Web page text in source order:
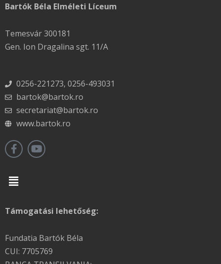
Bartók Béla Elméleti Líceum
Temesvár 300181
Gen. Ion Dragalina sgt. 11/A
0256-221273, 0256-493031
bartok@bartok.ro
secretariat@bartok.ro
www.bartok.ro
Menu
Támogatási lehetőség:
Fundatia Bartók Béla
CUI: 7705769